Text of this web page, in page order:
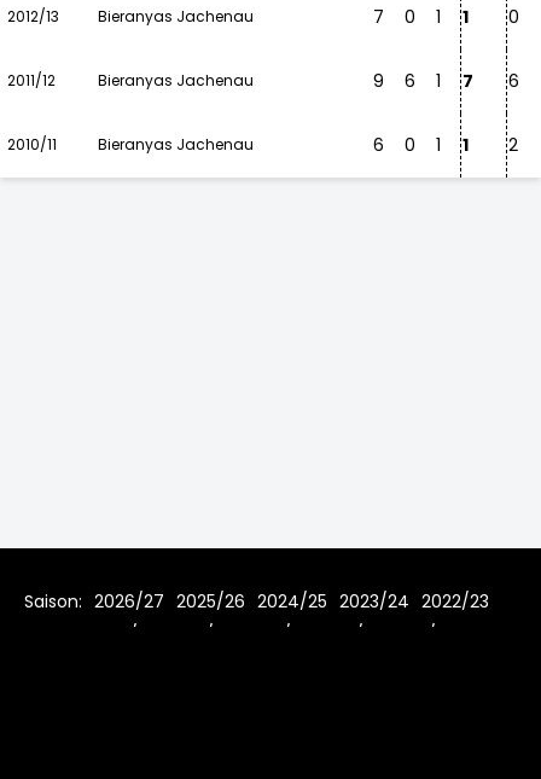
2012/13 Bieranyas Jachenau 7 0 1 1 0
2011/12 Bieranyas Jachenau 9 6 1 7 6
2010/11 Bieranyas Jachenau 6 0 1 1 2
Saison: 2026/27 2025/26 2024/25 2023/24 2022/23
2021/22
2019/20 2018/19 2017/18
2016/17